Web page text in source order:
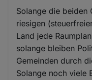
Solange die beiden
riesigen
Land jede
solange bleiben
Gemeinden durch
Solange noch viele